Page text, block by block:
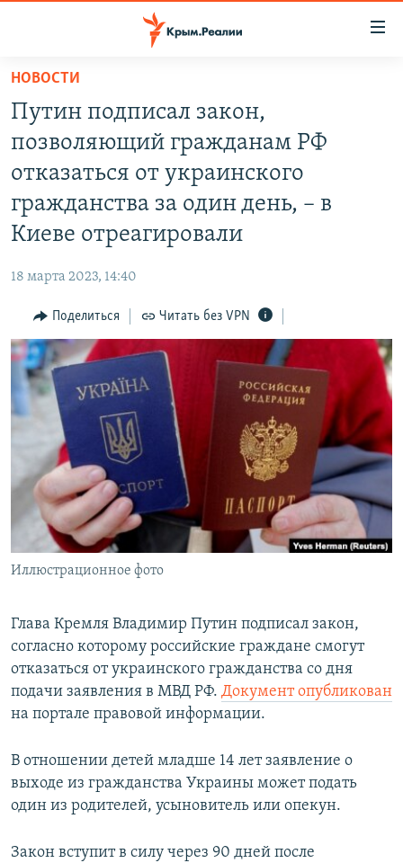
Вернуться
основному
содержанию
главной
навигации
СПЕЦПРОЕКТЫ
ЕЩЕ
ТЕЛЕПРОЕКТ КРЫМ.РЕАЛИИ
СОВЕТЫ ПРАВОЗАЩИТНИКОВ
ПРОПАВШИЕ БЕЗ ВЕСТИ
ПОБЕДИТЕЛЕЙ НЕ СУДЯТ?
КРЫМ.НЕПОКОРЕННЫЙ
ELIFBE
УКРАИНСКАЯ ПРОБЛЕМА КРЫМА
КАК ОБОЙТИ БЛОКИРОВКУ
Українською
Qırımtatar
ПРИСОЕДИНЯЙТЕСЬ!
Все сайты RFE/RL
НОВОСТИ
Путин подписал закон,
позволяющий гражданам РФ
отказаться от украинского
гражданства за один день, – в
Киеве отреагировали
18 марта 2023, 14:40
Поделиться Читать без VPN
Иллюстрационное фото
Глава Кремля Владимир Путин подписал закон,
согласно которому российские граждане смогут
отказаться от украинского гражданства со дня
подачи заявления в МВД РФ. Документ опубликован
на портале правовой информации.
В отношении детей младше 14 лет заявление о
выходе из гражданства Украины может подать
один из родителей, усыновитель или опекун.
Закон вступит в силу через 90 дней после